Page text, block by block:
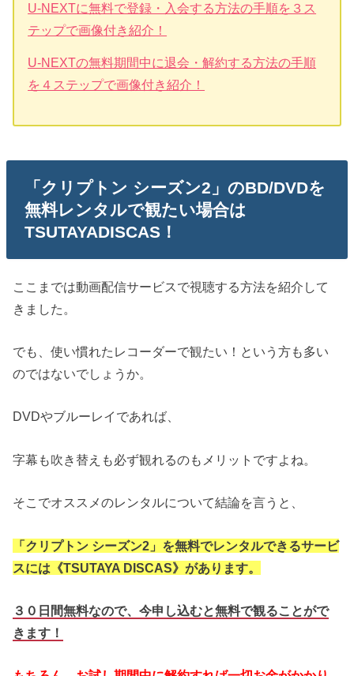
U-NEXTに無料で登録・入会する方法の手順を３ス
テップで画像付き紹介！
U-NEXTの無料期間中に退会・解約する方法の手順
を４ステップで画像付き紹介！
「クリプトン シーズン2」のBD/DVDを
無料レンタルで観たい場合は
TSUTAYADISCAS！
ここまでは動画配信サービスで視聴する方法を紹介して
きました。
でも、使い慣れたレコーダーで観たい！という方も多い
のではないでしょうか。
DVDやブルーレイであれば、
字幕も吹き替えも必ず観れるのもメリットですよね。
そこでオススメのレンタルについて結論を言うと、
「クリプトン シーズン2」を無料でレンタルできるサービ
スには《TSUTAYA DISCAS》があります。
３０日間無料なので、今申し込むと無料で観ることがで
きます！